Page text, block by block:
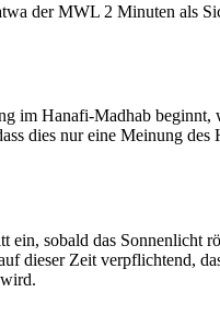
der MWL 2 Minuten als
im Hanafi-Madhab beginnt,
dies nur eine Meinung
ein, sobald das Sonnenlicht
dieser Zeit verpflichtend,